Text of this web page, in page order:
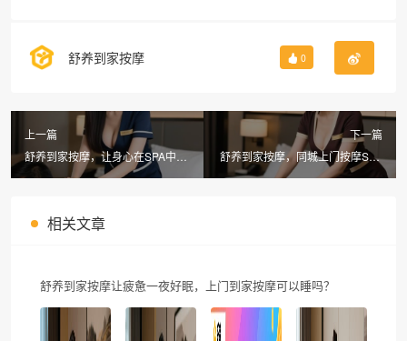
舒养到家按摩 0
上一篇
舒养到家按摩，让身心在SPA中焕
发新生
下一篇
舒养到家按摩，同城上门按摩SPA
多少钱值得了解
相关文章
舒养到家按摩让疲惫一夜好眠，上门到家按摩可以睡吗？